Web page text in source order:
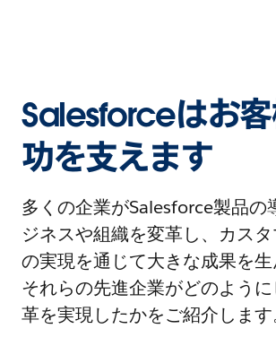
Salesforceはお
功を支えます
多くの企業がSalesforce製品の
ジネスや組織を変革し、カス
の実現を通じて大きな成果を生
それらの先進企業がどのよう
革を実現したかをご紹介します